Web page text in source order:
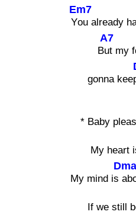
Y
Em7
ou already
B
A7
ut my
gonna
* Baby
My heart
My mind is
If we still